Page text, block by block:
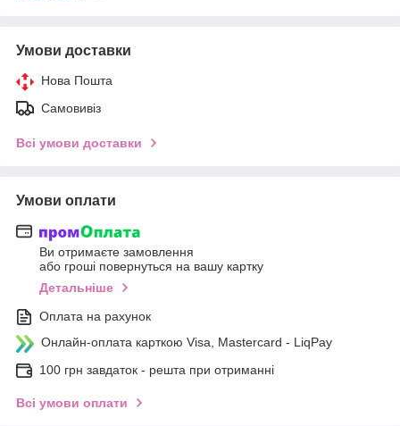
Умови доставки
Нова Пошта
Самовивіз
Всі умови доставки
Умови оплати
Ви отримаєте замовлення
або гроші повернуться на вашу картку
Детальніше
Оплата на рахунок
Онлайн-оплата карткою Visa, Mastercard - LiqPay
100 грн завдаток - решта при отриманні
Всі умови оплати